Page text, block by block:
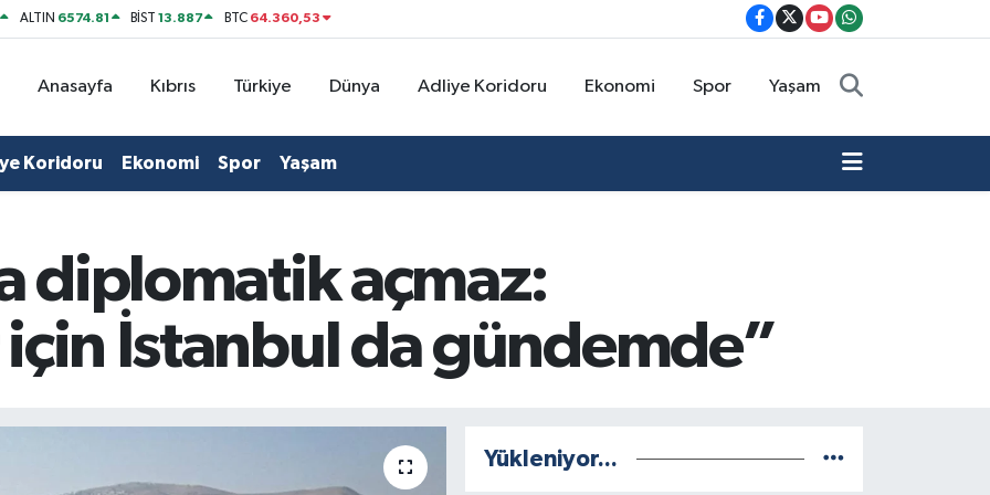
ALTIN 6574.81 BİST13.887 BTC 64.360,53
Anasayfa Kıbrıs Türkiye Dünya Adliye Koridoru Ekonomi Spor Yaşam
Koridoru Ekonomi Spor Yaşam
diplomatik açmaz:
İstanbul da gündemde”
Yükleniyor...